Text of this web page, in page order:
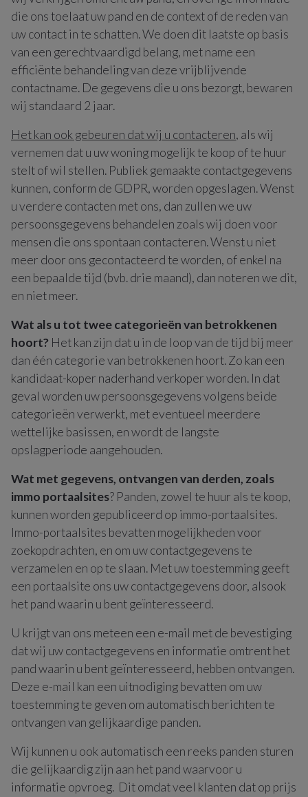
die ons toelaat uw pand en de context of de reden van
uw contact in te schatten. We doen dit laatste op basis
van een gerechtvaardigd belang, met name een
efficiënte behandeling van deze vrijblijvende
contactname. De gegevens die u ons bezorgt, bewaren
wij standaard 2 jaar.
Het kan ook gebeuren dat wij u contacteren, als wij
vernemen dat u uw woning mogelijk te koop of te huur
stelt of wil stellen. Publiek gemaakte contactgegevens
kunnen, conform de GDPR, worden opgeslagen. Wenst
u verdere contacten met ons, dan zullen we uw
persoonsgegevens behandelen zoals wij doen voor
mensen die ons spontaan contacteren. Wenst u niet
meer door ons gecontacteerd te worden, of enkel na
een bepaalde tijd (bvb. drie maand), dan noteren we dit,
en niet meer.
Wat als u tot twee categorieën van betrokkenen
hoort? Het kan zijn dat u in de loop van de tijd bij meer
dan één categorie van betrokkenen hoort. Zo kan een
kandidaat-koper naderhand verkoper worden. In dat
geval worden uw persoonsgegevens volgens beide
categorieën verwerkt, met eventueel meerdere
wettelijke basissen, en wordt de langste
opslagperiode aangehouden.
Wat met gegevens, ontvangen van derden, zoals
immo portaalsites? Panden, zowel te huur als te koop,
kunnen worden gepubliceerd op immo-portaalsites.
Immo-portaalsites bevatten mogelijkheden voor
zoekopdrachten, en om uw contactgegevens te
verzamelen en op te slaan. Met uw toestemming geeft
een portaalsite ons uw contactgegevens door, alsook
het pand waarin u bent geïnteresseerd.
U krijgt van ons meteen een e-mail met de bevestiging
dat wij uw contactgegevens en informatie omtrent het
pand waarin u bent geïnteresseerd, hebben ontvangen.
Deze e-mail kan een uitnodiging bevatten om uw
toestemming te geven om automatisch berichten te
ontvangen van gelijkaardige panden.
Wij kunnen u ook automatisch een reeks panden sturen
die gelijkaardig zijn aan het pand waarvoor u
informatie opvroeg. Dit omdat veel klanten dat op prijs